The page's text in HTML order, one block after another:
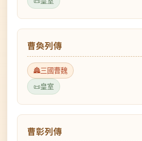
曹奐列傳
三國曹魏
皇室
曹彰列傳
三國曹魏